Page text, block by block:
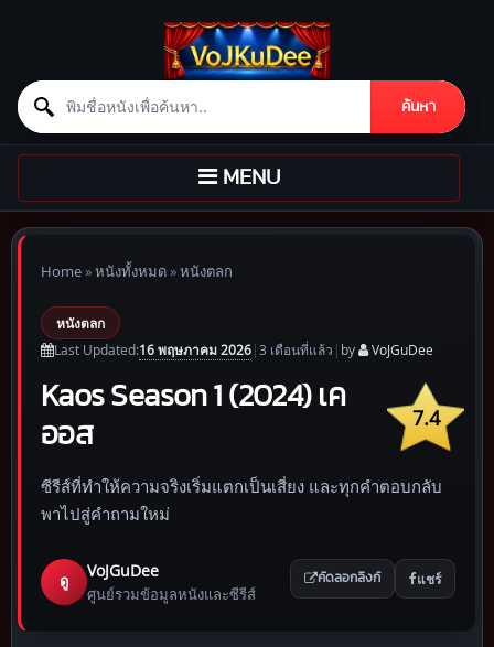
Search for:
ค้นหา
Skip to content
TOGGLE
NAVIGATION
MENU
Home»หนังทั้งหมด»หนังตลก
หนังตลก
Last Updated:16 พฤษภาคม 2026|3 เดือนที่แล้ว | by VoJGuDee
7.4
Kaos Season 1 (2024) เค
ออส
ซีรีส์ที่ทำให้ความจริงเริ่มแตกเป็นเสี่ยง และทุกคำตอบกลับ
พาไปสู่คำถามใหม่
ดู
VoJGuDee
ศูนย์รวมข้อมูลหนังและซีรีส์
คัดลอกลิงก์ แชร์